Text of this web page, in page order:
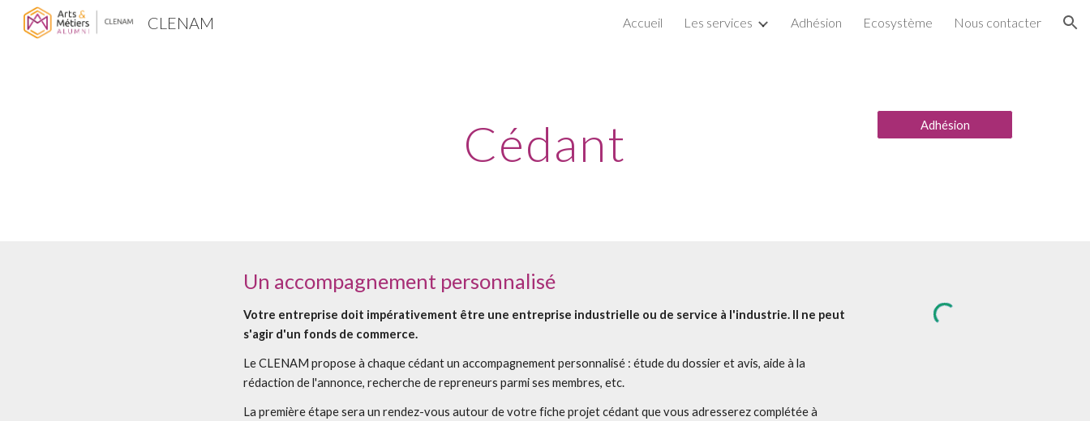
Skip to navigation
CLENAM Accueil Les services Adhésion Ecosystème Nous contacter
Cédant Adhésion
Un accompagnement personnalisé
Votre entreprise doit impérativement être une entreprise industrielle ou de service à l'industrie. Il ne peut
s'agir d'un fonds de commerce.
Le CLENAM propose à chaque cédant un accompagnement personnalisé : étude du dossier et avis, aide à la
rédaction de l'annonce, recherche de repreneurs parmi ses membres, etc.
La première étape sera un rendez-vous autour de votre fiche projet cédant que vous adresserez complétée à